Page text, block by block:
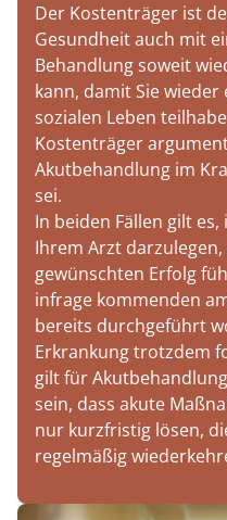
Der Kostenträger ist
Gesundheit auch mit
Behandlung soweit
kann, damit Sie
sozialen Leben
Kostenträger
Akutbehandlung im
sei.
In beiden Fällen gilt
Ihrem Arzt
gewünschten Erfolg
infrage kommenden
bereits durchgeführt
Erkrankung trotzdem
gilt für
sein, dass akute
nur kurzfristig lösen,
regelmäßig